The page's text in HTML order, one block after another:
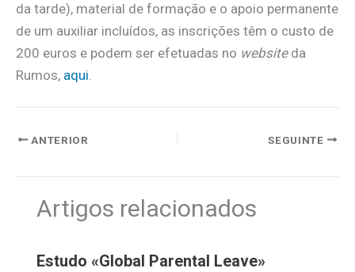
da tarde), material de formação e o apoio permanente
de um auxiliar incluídos, as inscrições têm o custo de
200 euros e podem ser efetuadas no websiteda
Rumos, aqui.
ANTERIOR SEGUINTE
Artigos relacionados
Estudo «Global Parental Leave»